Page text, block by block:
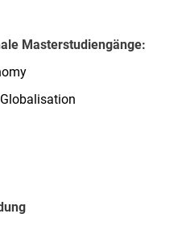
Masterstudiengänge: